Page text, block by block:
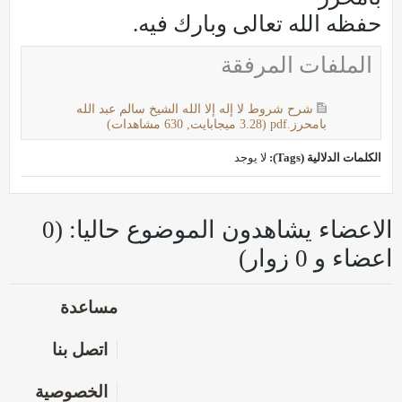
حفظه الله تعالى وبارك فيه.
الملفات المرفقة
شرح شروط لا إله إلا الله الشيخ سالم عبد الله
بامحرز.pdf
(3.28 ميجابايت, 630 مشاهدات)
الكلمات الدلالية (Tags): لا يوجد
الاعضاء يشاهدون الموضوع حاليا: (0
اعضاء و 0 زوار)
مساعدة
اتصل بنا
الخصوصية